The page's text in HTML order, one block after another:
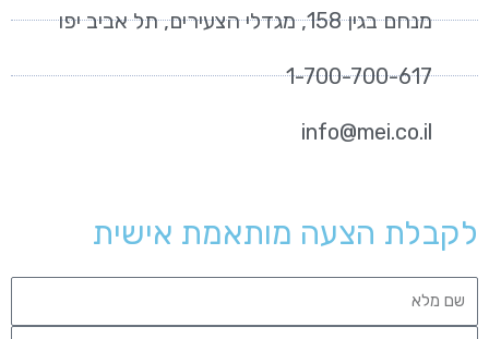
מנחם בגין 158, מגדלי הצעירים, תל אביב יפו
1-700-700-617
info@mei.co.il
לקבלת הצעה מותאמת אישית